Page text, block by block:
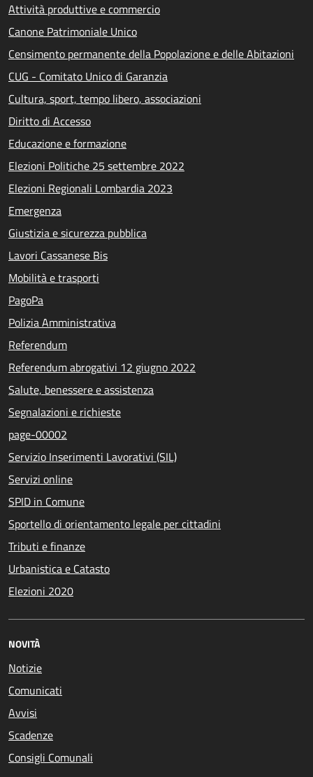
Attività produttive e commercio
Canone Patrimoniale Unico
Censimento permanente della Popolazione e delle Abitazioni
CUG - Comitato Unico di Garanzia
Cultura, sport, tempo libero, associazioni
Diritto di Accesso
Educazione e formazione
Elezioni Politiche 25 settembre 2022
Elezioni Regionali Lombardia 2023
Emergenza
Giustizia e sicurezza pubblica
Lavori Cassanese Bis
Mobilità e trasporti
PagoPa
Polizia Amministrativa
Referendum
Referendum abrogativi 12 giugno 2022
Salute, benessere e assistenza
Segnalazioni e richieste
page-00002
Servizio Inserimenti Lavorativi (SIL)
Servizi online
SPID in Comune
Sportello di orientamento legale per cittadini
Tributi e finanze
Urbanistica e Catasto
Elezioni 2020
NOVITÀ
Notizie
Comunicati
Avvisi
Scadenze
Consigli Comunali